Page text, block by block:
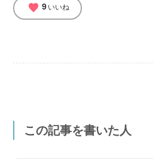
favorite 9 いいね
この記事を書いた人